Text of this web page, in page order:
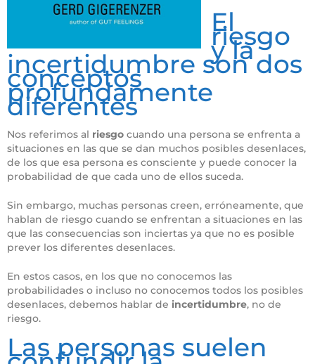
El
riesgo
y la
incertidumbre son dos
conceptos
profundamente
diferentes
Nos referimos al riesgo cuando una persona se enfrenta a
situaciones en las que se dan muchos posibles desenlaces,
de los que esa persona es consciente y puede conocer la
probabilidad de que cada uno de ellos suceda.
Sin embargo, muchas personas creen, erróneamente, que
hablan de riesgo cuando se enfrentan a situaciones en las
que las consecuencias son inciertas ya que no es posible
prever los diferentes desenlaces.
En estos casos, en los que no conocemos las
probabilidades o incluso no conocemos todos los posibles
desenlaces, debemos hablar de incertidumbre, no de
riesgo.
Las personas suelen